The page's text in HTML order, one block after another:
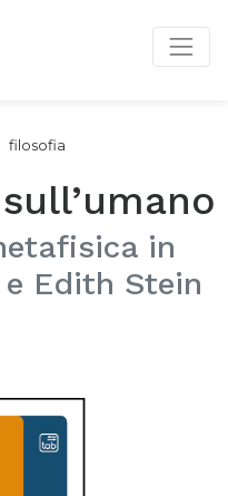
filosofia
in
Edith Stein